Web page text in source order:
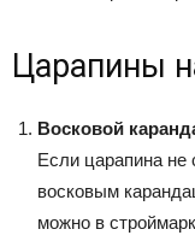
Царапины
Восковой
Если царапина не
восковым
можно в